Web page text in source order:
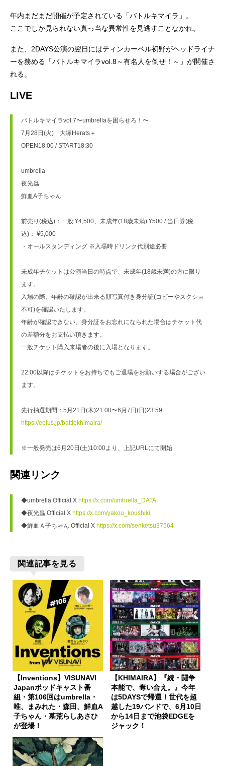
年内まだまだ開催が予定されている「バトルキマイラ」。
ここでしか見られない真っ当な異常性を見逃すことなかれ。
また、2DAYS公演の翌日にはティンカーベル初野がヘッドライナ
ーを務める「バトルキマイラvol.8～有名人を倒せ！～」が開催さ
れる。
LIVE
バトルキマイラvol.7〜umbrellaを困らせろ！〜
7月28日(火)　大塚Herats＋
OPEN18:00 / START18:30
umbrella
夜光蟲
鮮血A子ちゃん
前売り(税込)：一般 ¥4,500、未成年(18歳未満) ¥500 / 当日券(税
込)： ¥5,000
・オールスタンディング ※入場時ドリンク代別途必要
未成年チケットは公演当日の時点で、未成年(18歳未満)の方に限り
ます。
入場の際、年齢の確認が出来る顔写真付き身分証(コピーやスクショ
不可)を確認いたします。
年齢が確認できない、身分証をお忘れになられた場合はチケット代
の差額分をお支払い頂きます。
一般チケット購入来場者の後に入場となります。
22:00以降はチケットをお持ちでもご退場をお願いする場合がござい
ます。
先行抽選期間：5月21日(木)21:00〜6月7日(日)23:59
https://eplus.jp/battlekhimaira/
※一般発売は6月20日(土)10:00より、上記URLにて開始
関連リンク
◆umbrella Official X https://x.com/umbrella_DATA
◆夜光蟲 Official X https://x.com/yakou_koushiki
◆鮮血Ａ子ちゃん Official X https://x.com/senketsu37564
関連記事を見る
【Inventions】VISUNAVI
Japanポッドキャスト番
組・第106回はumbrella・
唯、まみれた・森田、鮮血A
子ちゃん・墓荒らしあさひ
が登場！
【KHIMAIRA】『続・闘争
本能で、奪い合え。』今年
は5DAYSで帰還！世代を超
越した19バンドで、6月10日
から14日まで池袋EDGEを
ジャック！